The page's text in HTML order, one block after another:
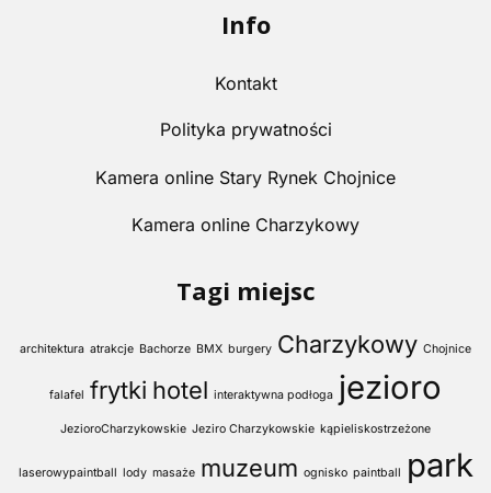
Info
Kontakt
Polityka prywatności
Kamera online Stary Rynek Chojnice
Kamera online Charzykowy
Tagi miejsc
architektura atrakcje Bachorze BMX burgery Charzykowy Chojnice
falafel frytki hotel interaktywna podłoga jezioro
JezioroCharzykowskie Jeziro Charzykowskie kąpieliskostrzeżone
laserowypaintball lody masaże muzeum ognisko paintball park